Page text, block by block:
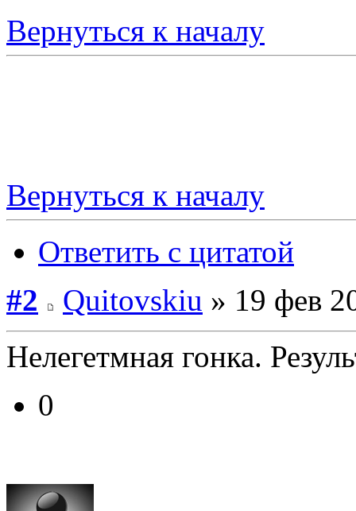
Вернуться к началу
Вернуться к началу
Ответить с цитатой
#2
Quitovskiu » 19 фев
Нелегетмная гонка.
0